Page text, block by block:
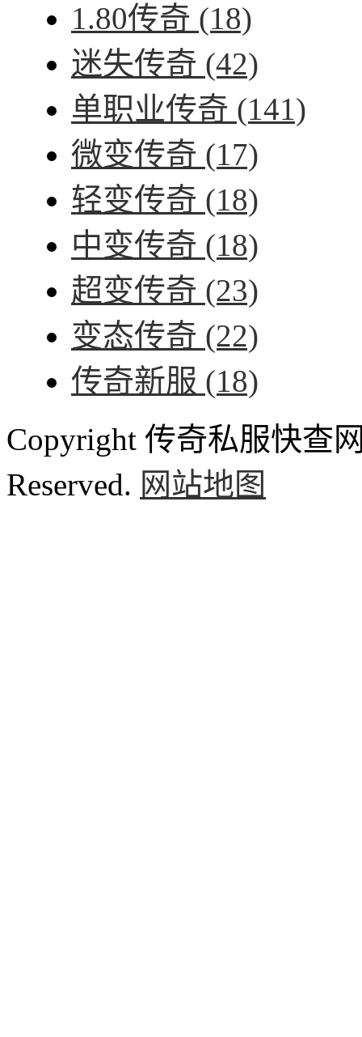
1.80传奇 (18)
迷失传奇 (42)
单职业传奇 (141)
微变传奇 (17)
轻变传奇 (18)
中变传奇 (18)
超变传奇 (23)
变态传奇 (22)
传奇新服 (18)
Copyright 传奇私服快查
Reserved. 网站地图